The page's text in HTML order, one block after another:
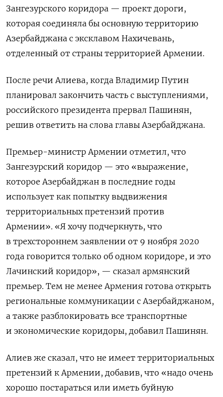
Зангезурского коридора — проект дороги,
которая соединяла бы основную территорию
Азербайджана с эксклавом Нахичевань,
отделенный от страны территорией Армении.
После речи Алиева, когда Владимир Путин
планировал закончить часть с выступлениями,
российского президента прервал Пашинян,
решив ответить на слова главы Азербайджана.
Премьер-министр Армении отметил, что
Зангезурский коридор — это «выражение,
которое Азербайджан в последние годы
использует как попытку выдвижения
территориальных претензий против
Армении». «Я хочу подчеркнуть, что
в трехстороннем заявлении от 9 ноября 2020
года говорится только об одном коридоре, и это
Лачинский коридор», — сказал армянский
премьер. Тем не менее Армения готова открыть
региональные коммуникации с Азербайджаном,
а также разблокировать все транспортные
и экономические коридоры, добавил Пашинян.
Алиев же сказал, что не имеет территориальных
претензий к Армении, добавив, что «надо очень
хорошо постараться или иметь буйную